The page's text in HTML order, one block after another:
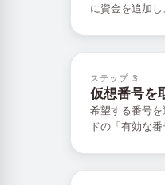
に資金を追加
ステップ 3
仮想番号を
希望する番号
ドの「有効な